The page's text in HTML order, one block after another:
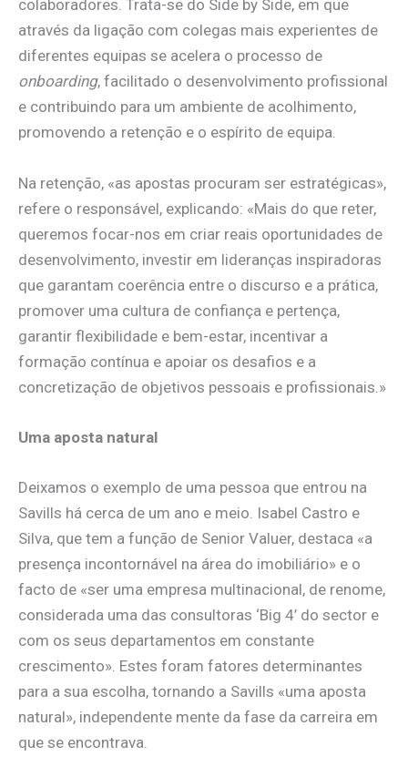
colaboradores. Trata-se do Side by Side, em que
através da ligação com colegas mais experientes de
diferentes equipas se acelera o processo de
onboarding, facilitado o desenvolvimento profissional
e contribuindo para um ambiente de acolhimento,
promovendo a retenção e o espírito de equipa.
Na retenção, «as apostas procuram ser estratégicas»,
refere o responsável, explicando: «Mais do que reter,
queremos focar-nos em criar reais oportunidades de
desenvolvimento, investir em lideranças inspiradoras
que garantam coerência entre o discurso e a prática,
promover uma cultura de confiança e pertença,
garantir flexibilidade e bem-estar, incentivar a
formação contínua e apoiar os desafios e a
concretização de objetivos pessoais e profissionais.»
Uma aposta natural
Deixamos o exemplo de uma pessoa que entrou na
Savills há cerca de um ano e meio. Isabel Castro e
Silva, que tem a função de Senior Valuer, destaca «a
presença incontornável na área do imobiliário» e o
facto de «ser uma empresa multinacional, de renome,
considerada uma das consultoras ‘Big 4’ do sector e
com os seus departamentos em constante
crescimento». Estes foram fatores determinantes
para a sua escolha, tornando a Savills «uma aposta
natural», independente mente da fase da carreira em
que se encontrava.